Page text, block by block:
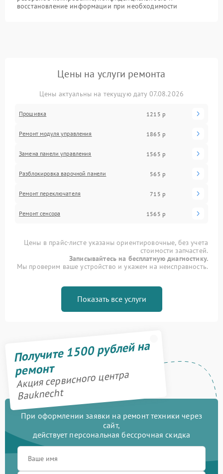
восстановление информации при необходимости
Цены на услуги ремонта
Цены актуальны на текущую дату 07.08.2026
Прошивка 1215 р
Ремонт модуля управления 1865 р
Замена панели управления 1565 р
Разблокировка варочной панели 565 р
Ремонт переключателя 715 р
Ремонт сенсора 1565 р
Цены в прайс-листе указаны ориентировочные, без учета
стоимости запчастей.
Записывайтесь на бесплатную диагностику.
Мы проверим ваше устройство и укажем на неисправность.
Показать все услуги
Получите 1500 рублей на
ремонт
Акция сервисного центра
Bauknecht
При оформлении заявки на ремонт техники через
сайт,
действует персональная бессрочная скидка